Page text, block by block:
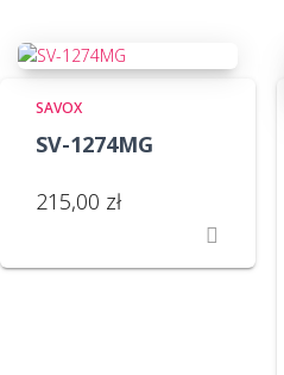
SAVOX
SV-1274MG
215,00 zł